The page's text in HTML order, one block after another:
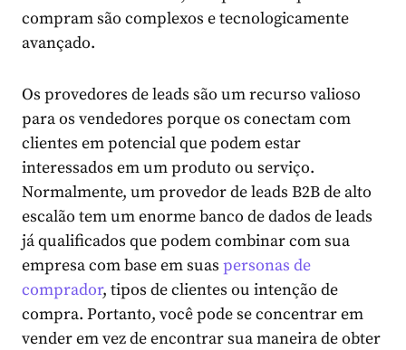
compram são complexos e tecnologicamente
avançado.
Os provedores de leads são um recurso valioso
para os vendedores porque os conectam com
clientes em potencial que podem estar
interessados ​​em um produto ou serviço.
Normalmente, um provedor de leads B2B de alto
escalão tem um enorme banco de dados de leads
já qualificados que podem combinar com sua
empresa com base em suas personas de
comprador, tipos de clientes ou intenção de
compra. Portanto, você pode se concentrar em
vender em vez de encontrar sua maneira de obter